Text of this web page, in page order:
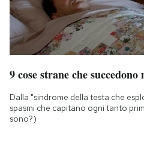
9 cose strane che
Dalla "sindrome della testa che
spasmi che capitano ogni tanto
sono?)